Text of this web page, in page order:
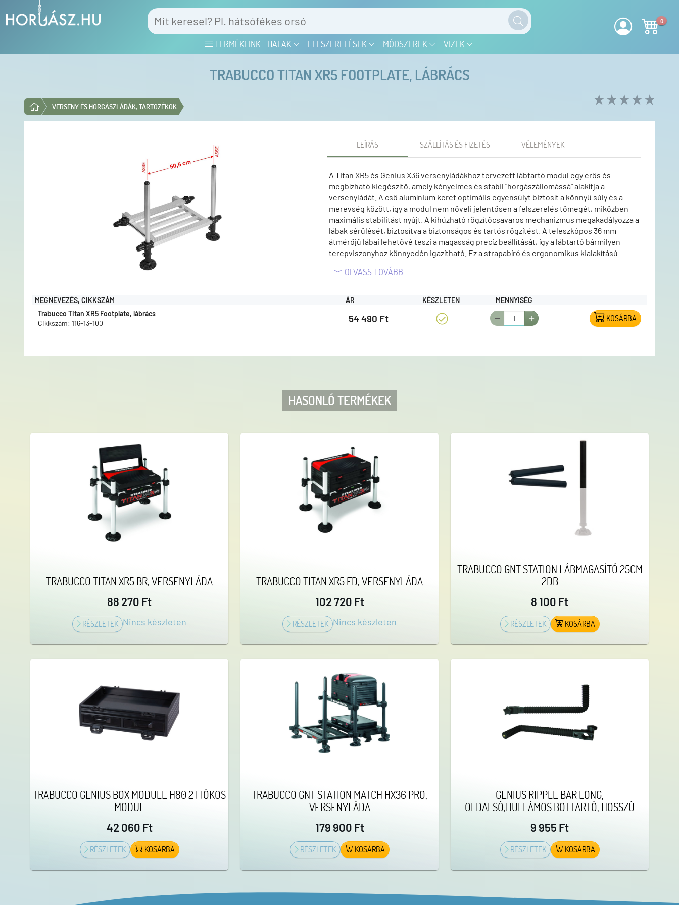
TERMÉKEINK HALAK FELSZERELÉSEK MÓDSZEREK VIZEK
0
TRABUCCO TITAN XR5 FOOTPLATE, LÁBRÁCS
VERSENY ÉS HORGÁSZLÁDÁK, TARTOZÉKOK
LEÍRÁS SZÁLLÍTÁS ÉS FIZETÉS VÉLEMÉNYEK
A Titan XR5 és Genius X36 versenyládákhoz tervezett lábtartó modul egy erős és
megbízható kiegészítő, amely kényelmes és stabil "horgászállomássá" alakítja a
versenyládát. A cső alumínium keret optimális egyensúlyt biztosít a könnyű súly és a
merevség között, így a modul nem növeli jelentősen a felszerelés tömegét, miközben
maximális stabilitást nyújt. A kihúzható rögzítőcsavaros mechanizmus megakadályozza a
lábak sérülését, biztosítva a biztonságos és tartós rögzítést. A teleszkópos 36 mm
átmérőjű lábai lehetővé teszi a magasság precíz beállítását, így a lábtartó bármilyen
terepviszonyhoz könnyedén igazítható. Ez a strapabíró és ergonomikus kialakítású
kényelem és stabilitás érdekében fejlesztenék horgászállásukat.
OLVASS TOVÁBB
MEGNEVEZÉS, CIKKSZÁM ÁR KÉSZLETEN
MENNYISÉG
Trabucco Titan XR5 Footplate, lábrács
Cikkszám: 116-13-100
54 490 Ft KOSÁRBA
HASONLÓ TERMÉKEK
TRABUCCO TITAN XR5 BR, VERSENYLÁDA
88 270 Ft
RÉSZLETEK Nincs készleten
TRABUCCO TITAN XR5 FD, VERSENYLÁDA
102 720 Ft
RÉSZLETEK Nincs készleten
TRABUCCO GNT STATION LÁBMAGASÍTÓ 25CM
2DB
8 100 Ft
RÉSZLETEK KOSÁRBA
TRABUCCO GENIUS BOX MODULE H80 2 FIÓKOS
MODUL
42 060 Ft
RÉSZLETEK KOSÁRBA
TRABUCCO GNT STATION MATCH HX36 PRO,
VERSENYLÁDA
179 900 Ft
RÉSZLETEK KOSÁRBA
GENIUS RIPPLE BAR LONG,
OLDALSÓ,HULLÁMOS BOTTARTÓ, HOSSZÚ
9 955 Ft
RÉSZLETEK KOSÁRBA